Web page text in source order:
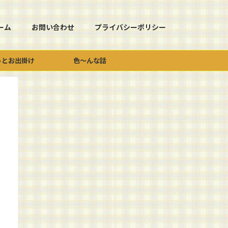
ム お問い合わせ プライバシーポリシー
お出掛け 色～んな話